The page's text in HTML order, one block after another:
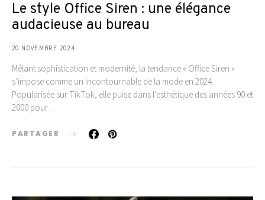
Le style Office Siren : une élégance
audacieuse au bureau
20 NOVEMBRE 2024
Mêlant sophistication et modernité, la tendance « Office Siren »
s’impose comme un incontournable de la mode en 2024.
Popularisée sur TikTok, elle puise dans l’esthétique des années 90 et
2000 pour…
PARTAGER